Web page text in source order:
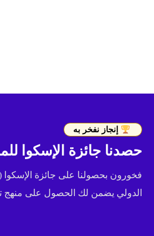
إنجاز نفخر به
حصدنا جائزة الإسكوا
الدولي يضمن لك الحصول على منهج